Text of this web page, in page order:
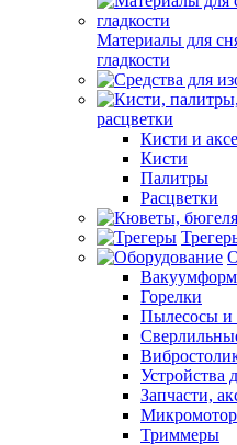
Материалы для
гладкости
расцветки
Кисти и
Кисти
Палитры
Расцветки
Горелки
Пылесосы и
Устройства
Запчасти,
Триммеры